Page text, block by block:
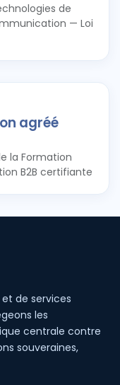
de
— Loi
agréé
la Formation
B2B certifiante
de services
les
centrale contre
souveraines,